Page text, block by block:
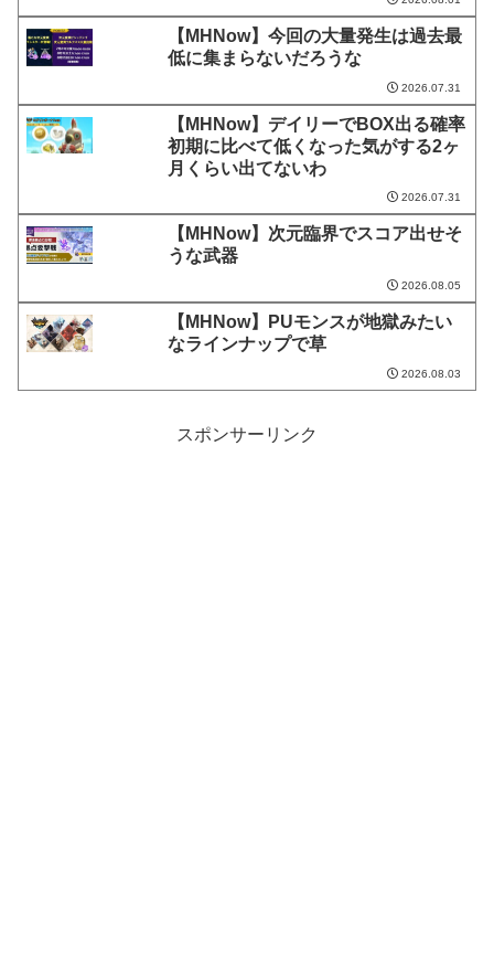
【MHNow】今回の大量発生は過去最
低に集まらないだろうな
2026.07.31
【MHNow】デイリーでBOX出る確率
初期に比べて低くなった気がする2ヶ
月くらい出てないわ
2026.07.31
【MHNow】次元臨界でスコア出せそ
うな武器
2026.08.05
【MHNow】PUモンスが地獄みたい
なラインナップで草
2026.08.03
スポンサーリンク